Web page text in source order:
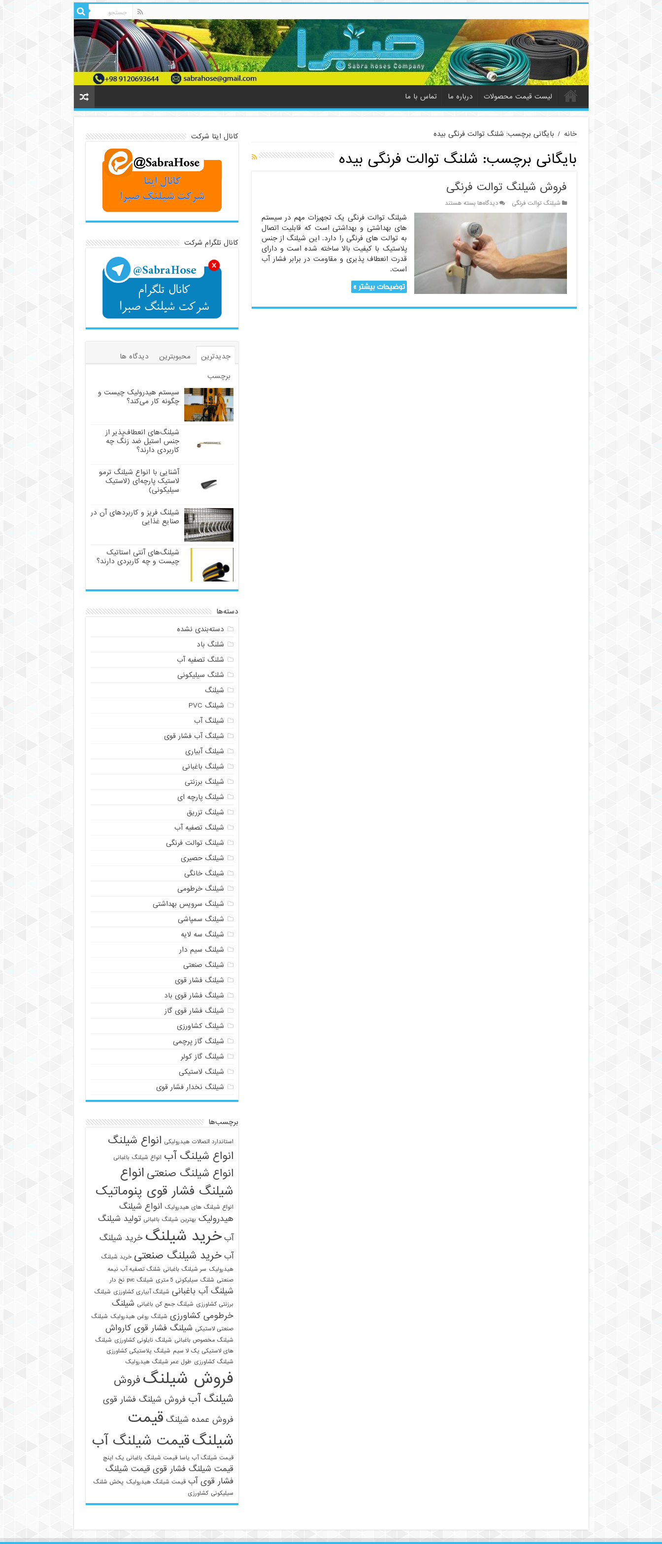
لیست قیمت محصولات درباره ما تماس با ما
خانه / بایگانی برچسب: شلنگ توالت فرنگی بیده
بایگانی برچسب: شلنگ توالت فرنگی بیده
فروش شیلنگ توالت فرنگی
شیلنگ توالت فرنگی دیدگاه‌هابرای
فروش
شیلنگ
توالت
فرنگی
بسته هستند
شیلنگ توالت فرنگی یک تجهیزات مهم در سیستم
های بهداشتی و بهداشتی است که قابلیت اتصال
به توالت های فرنگی را دارد. این شیلنگ از جنس
پلاستیک با کیفیت بالا ساخته شده است و دارای
قدرت انعطاف پذیری و مقاومت در برابر فشار آب
است.
توضیحات بیشتر »
کانال ایتا شرکت
کانال تلگرام شرکت
جدیدترین محبوبترین
دیدگاه ها
برچسب
سیستم هیدرولیک چیست و
چگونه کار می‌کند؟
شیلنگ‌های انعطاف‌پذیر از
جنس استیل ضد زنگ چه
کاربردی دارند؟
آشنایی با انواع شیلنگ ترمو
لاستیک پارچه‌ای (لاستیک
سیلیکونی)
شیلنگ فریز و کاربردهای آن در
صنایع غذایی
شیلنگ‌های آنتی استاتیک
چیست و چه کاربردی دارند؟
دسته‌ها
دسته‌بندی نشده
شلنگ باد
شلنگ تصفیه آب
شلنگ سیلیکونی
شیلنگ
شیلنگ PVC
شیلنگ آب
شیلنگ آب فشار قوی
شیلنگ آبیاری
شیلنگ باغبانی
شیلنگ برزنتی
شیلنگ پارچه ای
شیلنگ تزریق
شیلنگ تصفیه آب
شیلنگ توالت فرنگی
شیلنگ حصیری
شیلنگ خانگی
شیلنگ خرطومی
شیلنگ سرویس بهداشتی
شیلنگ سمپاشی
شیلنگ سه لایه
شیلنگ سیم دار
شیلنگ صنعتی
شیلنگ فشار قوی
شیلنگ فشار قوی باد
شیلنگ فشار قوی گاز
شیلنگ کشاورزی
شیلنگ گاز پرچمی
شیلنگ گاز کولر
شیلنگ لاستیکی
شیلنگ نخدار فشار قوی
برچسب‌ها
استاندارد اتصالات هیدرولیکی انواع شیلنگ
انواع شیلنگ آب انواع شیلنگ باغبانی
انواع شیلنگ صنعتی انواع
شیلنگ فشار قوی پنوماتیک
انواع شیلنگ های هیدرولیک انواع شیلنگ
هیدرولیک بهترین شیلنگ باغبانی تولید شیلنگ
آب خرید شیلنگ خرید شیلنگ
آب خرید شیلنگ صنعتی خرید شیلنگ
هیدرولیک سر شیلنگ باغبانی شلنگ تصفیه آب نیمه
صنعتی شلنگ سیلیکونی 5 متری شیلنگ pvc نخ دار
شیلنگ آب باغبانی شیلنگ آبیاری کشاورزی شیلنگ
برزنتی کشاورزی شیلنگ جمع کن باغبانی شیلنگ
خرطومی کشاورزی شیلنگ روغن هیدرولیک شیلنگ
صنعتی لاستیکی شیلنگ فشار قوی کارواش
شیلنگ مخصوص باغبانی شیلنگ نایلونی کشاورزی شیلنگ
های لاستیکی یک لا سیم شیلنگ پلاستیکی کشاورزی
شیلنگ کشاورزی طول عمر شیلنگ هیدرولیک
فروش شیلنگ فروش
شیلنگ آب فروش شیلنگ فشار قوی
فروش عمده شیلنگ قیمت
شیلنگقیمت شیلنگ آب
قیمت شیلنگ آب یاسا قیمت شیلنگ باغبانی یک اینچ
قیمت شیلنگ فشار قوی قیمت شیلنگ
فشار قوی آب قیمت شیلنگ هیدرولیک پخش شلنگ
سیلیکونی کشاورزی